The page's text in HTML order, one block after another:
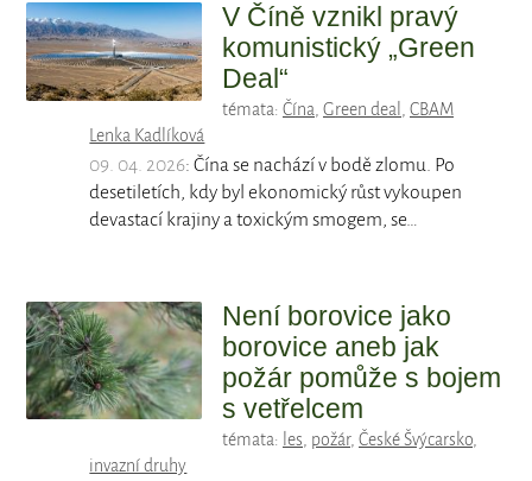
V Číně vznikl pravý
komunistický „Green
Deal“
témata: Čína, Green deal , CBAM
Lenka Kadlíková
09. 04. 2026: Čína se nachází v bodě zlomu. Po
desetiletích, kdy byl ekonomický růst vykoupen
devastací krajiny a toxickým smogem, se…
Není borovice jako
borovice aneb jak
požár pomůže s bojem
s vetřelcem
témata: les, požár, České Švýcarsko,
invazní druhy